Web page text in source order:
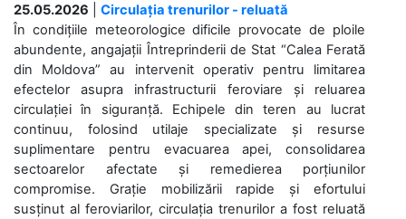
25.05.2026
Circulația trenurilor - reluată
În condițiile meteorologice dificile provocate de ploile
abundente, angajații Întreprinderii de Stat “Calea Ferată
din Moldova” au intervenit operativ pentru limitarea
efectelor asupra infrastructurii feroviare și reluarea
circulației în siguranță. Echipele din teren au lucrat
continuu, folosind utilaje specializate și resurse
suplimentare pentru evacuarea apei, consolidarea
sectoarelor afectate și remedierea porțiunilor
compromise. Grație mobilizării rapide și efortului
susținut al feroviarilor, circulația trenurilor a fost reluată